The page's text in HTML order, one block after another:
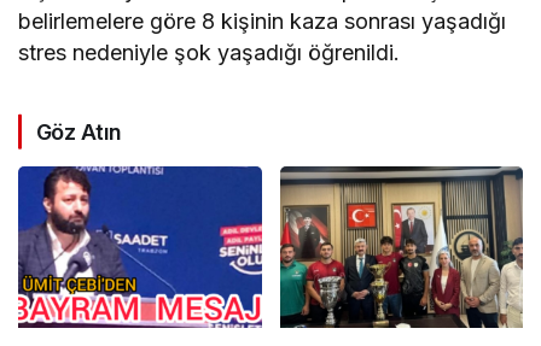
belirlemelere göre 8 kişinin kaza sonrası yaşadığı
stres nedeniyle şok yaşadığı öğrenildi.
Göz Atın